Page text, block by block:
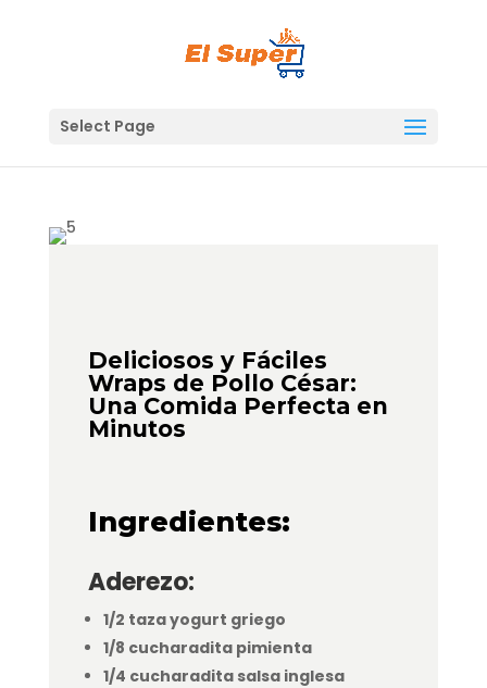
Select Page
Deliciosos y Fáciles
Wraps de Pollo César:
Una Comida Perfecta en
Minutos
Ingredientes:
Aderezo:
1/2 taza yogurt griego
1/8 cucharadita pimienta
1/4 cucharadita salsa inglesa